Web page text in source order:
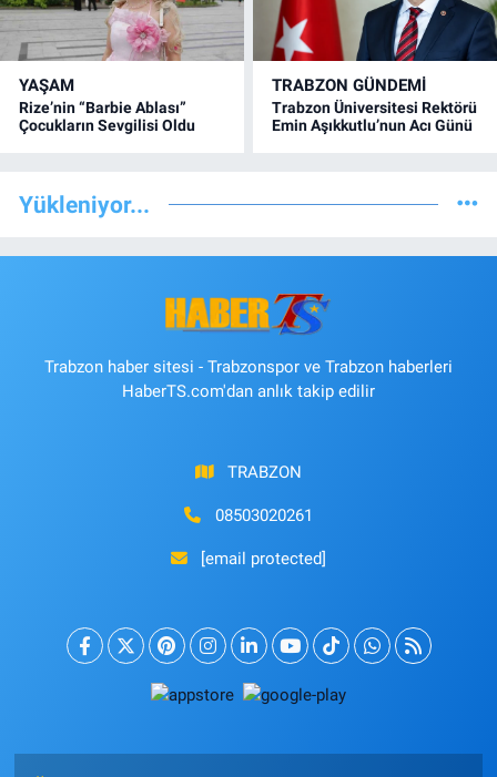
YAŞAM
Rize’nin “Barbie Ablası”
Çocukların Sevgilisi Oldu
TRABZON GÜNDEMİ
Trabzon Üniversitesi Rektörü
Emin Aşıkkutlu’nun Acı Günü
Yükleniyor...
Trabzon haber sitesi - Trabzonspor ve Trabzon haberleri
HaberTS.com'dan anlık takip edilir
TRABZON
08503020261
[email protected]